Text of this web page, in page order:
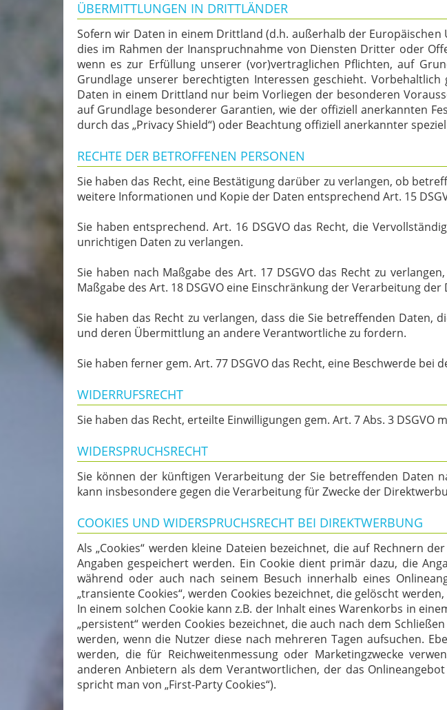
ÜBERMITTLUNGEN IN DRITTLÄNDER
Sofern wir Daten in einem Drittland (d.h. außerhalb der
dies im Rahmen der Inanspruchnahme von Diensten Dritter oder
wenn es zur Erfüllung unserer (vor)vertraglichen Pflichten, auf
Grundlage unserer berechtigten Interessen geschieht.
Daten in einem Drittland nur beim Vorliegen der besonderen
auf Grundlage besonderer Garantien, wie der offiziell anerkannten
durch das „Privacy Shield“) oder Beachtung offiziell anerkannter
RECHTE DER BETROFFENEN PERSONEN
Sie haben das Recht, eine Bestätigung darüber zu verlangen, ob
weitere Informationen und Kopie der Daten entsprechend Art. 15
Sie haben entsprechend. Art. 16 DSGVO das Recht, die
unrichtigen Daten zu verlangen.
Sie haben nach Maßgabe des Art. 17 DSGVO das Recht zu
Maßgabe des Art. 18 DSGVO eine Einschränkung der Verarbeitung der
Sie haben das Recht zu verlangen, dass die Sie betreffenden Daten,
und deren Übermittlung an andere Verantwortliche zu fordern.
Sie haben ferner gem. Art. 77 DSGVO das Recht, eine Beschwerde
WIDERRUFSRECHT
Sie haben das Recht, erteilte Einwilligungen gem. Art. 7 Abs. 3
WIDERSPRUCHSRECHT
Sie können der künftigen Verarbeitung der Sie betreffenden Daten
kann insbesondere gegen die Verarbeitung für Zwecke der
COOKIES UND WIDERSPRUCHSRECHT BEI DIREKTWERBUNG
Als „Cookies“ werden kleine Dateien bezeichnet, die auf Rechnern
Angaben gespeichert werden. Ein Cookie dient primär dazu, die
während oder auch nach seinem Besuch innerhalb eines
„transiente Cookies“, werden Cookies bezeichnet, die gelöscht
In einem solchen Cookie kann z.B. der Inhalt eines Warenkorbs in
„persistent“ werden Cookies bezeichnet, die auch nach dem
werden, wenn die Nutzer diese nach mehreren Tagen aufsuchen.
werden, die für Reichweitenmessung oder Marketingzwecke
anderen Anbietern als dem Verantwortlichen, der das
spricht man von „First-Party Cookies“).